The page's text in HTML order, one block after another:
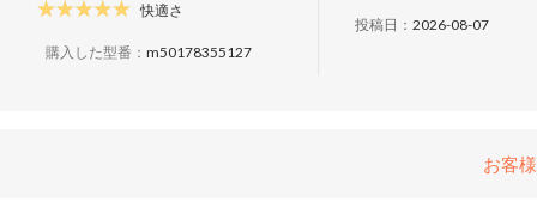
快適さ
購入した型番： m50178355127
投稿日： 2026-08-07
お客